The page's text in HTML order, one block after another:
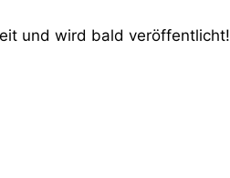
und wird bald veröffentlicht!